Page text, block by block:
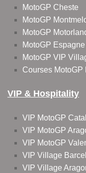
MotoGP Cheste
MotoGP
MotoGP
MotoGP Espagne
MotoGP VIP
Courses MotoGP
VIP & Hospitality
VIP MotoGP
VIP MotoGP
VIP MotoGP
VIP Village
VIP Village